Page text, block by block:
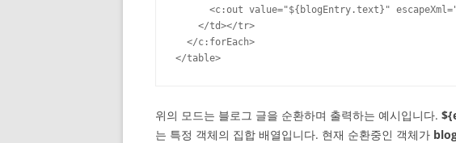
<c:out value="${blogEntry.text}"
</td></tr>
</c:forEach>
</table>
위의 모드는 블로그 글을 순환하며 출력하는 예시입니다.
는 특정 객체의 집합 배열입니다. 현재 순환중인 객체가